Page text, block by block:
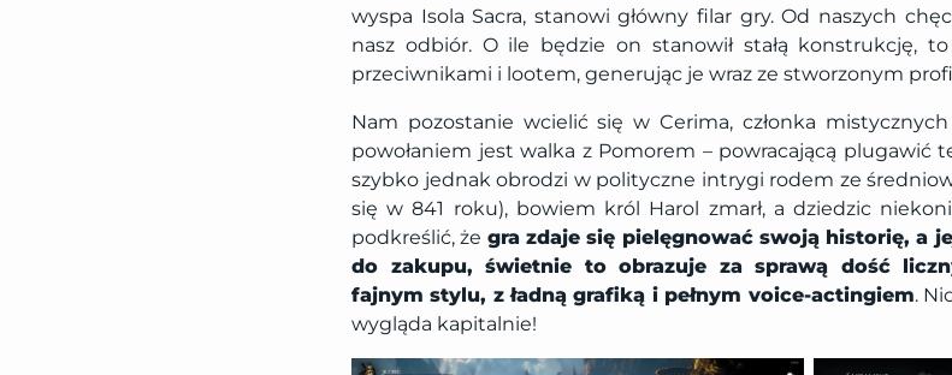
wyspa Isola Sacra, stanowi główny filar gry. Od naszych
nasz odbiór. O ile będzie on stanowił stałą konstrukcję,
przeciwnikami i lootem, generując je wraz ze stworzonym
Nam pozostanie wcielić się w Cerima, członka
powołaniem jest walka z Pomorem – powracającą plugawić
szybko jednak obrodzi w polityczne intrygi rodem ze
się w 841 roku), bowiem król Harol zmarł, a dziedzic
podkreślić, że gra zdaje się pielęgnować swoją historię, a
do zakupu, świetnie to obrazuje za sprawą dość
fajnym stylu, z ładną grafiką i pełnym voice-actingiem.
wygląda kapitalnie!